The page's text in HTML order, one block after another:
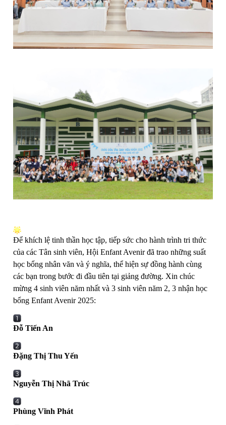
Để khích lệ tinh thần học tập, tiếp sức cho hành trình tri thức
của các Tân sinh viên, Hội Enfant Avenir đã trao những suất
học bổng nhân văn và ý nghĩa, thể hiện sự đồng hành cùng
các bạn trong bước đi đầu tiên tại giảng đường. Xin chúc
mừng 4 sinh viên năm nhất và 3 sinh viên năm 2, 3 nhận học
bổng Enfant Avenir 2025:
Đỗ Tiến An
Đặng Thị Thu Yến
Nguyễn Thị Nhã Trúc
Phùng Vĩnh Phát